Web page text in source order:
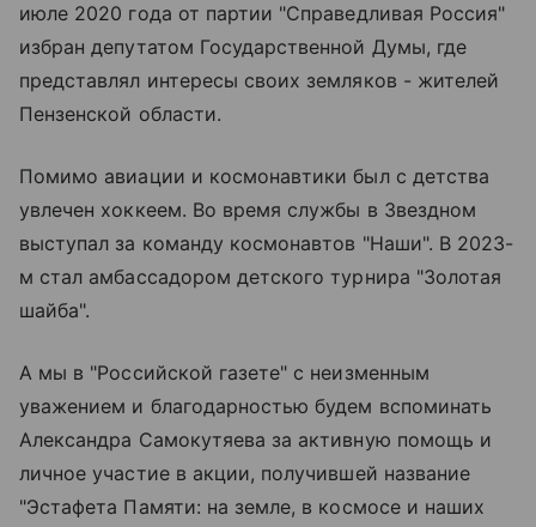
июле 2020 года от партии "Справедливая Россия"
избран депутатом Государственной Думы, где
представлял интересы своих земляков - жителей
Пензенской области.
Помимо авиации и космонавтики был с детства
увлечен хоккеем. Во время службы в Звездном
выступал за команду космонавтов "Наши". В 2023-
м стал амбассадором детского турнира "Золотая
шайба".
А мы в "Российской газете" с неизменным
уважением и благодарностью будем вспоминать
Александра Самокутяева за активную помощь и
личное участие в акции, получившей название
"Эстафета Памяти: на земле, в космосе и наших